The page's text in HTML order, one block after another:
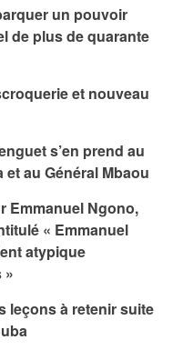
un pouvoir
de plus de quarante
et nouveau
s’en prend au
au Général Mbaou
Emmanuel Ngono,
« Emmanuel
atypique
»
leçons à retenir suite